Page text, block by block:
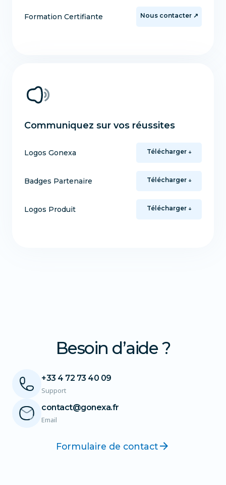
Formation Certifiante Nous contacter ↗
Communiquez sur vos réussites
Logos Gonexa Télécharger ↓
Badges Partenaire Télécharger ↓
Logos Produit Télécharger ↓
Besoin d’aide ?
+33 4 72 73 40 09
Support
contact@gonexa.fr
Email
Formulaire de contact